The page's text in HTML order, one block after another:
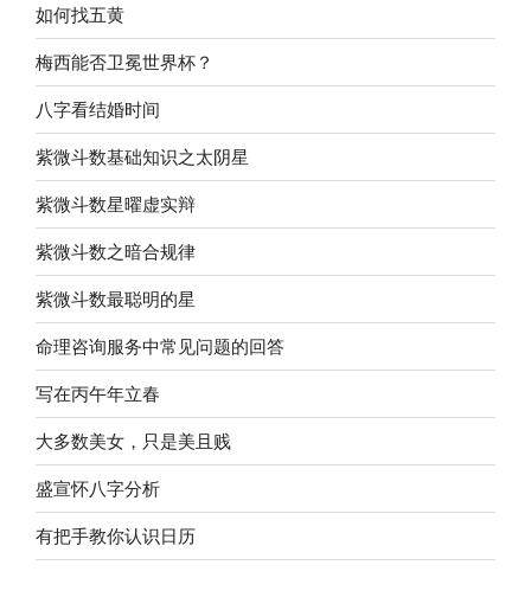
如何找五黄
梅西能否卫冕世界杯？
八字看结婚时间
紫微斗数基础知识之太阴星
紫微斗数星曜虚实辩
紫微斗数之暗合规律
紫微斗数最聪明的星
命理咨询服务中常见问题的回答
写在丙午年立春
大多数美女，只是美且贱
盛宣怀八字分析
有把手教你认识日历